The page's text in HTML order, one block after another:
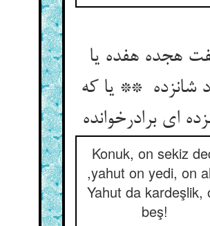
هجده هفده یا
شانزده ** یا که
Konuk, on sekiz
,yahut on yedi, on
Yahut da kardeşlik,
beş!